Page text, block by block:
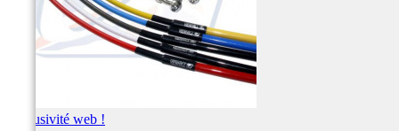
Exclusivité web !